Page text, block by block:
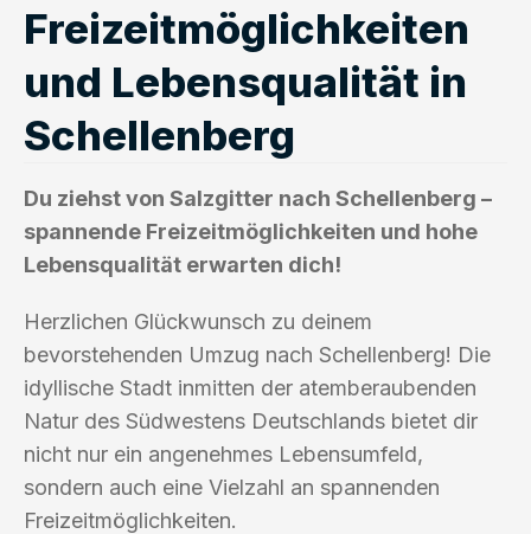
Freizeitmöglichkeiten
und Lebensqualität in
Schellenberg
Du ziehst von Salzgitter nach Schellenberg –
spannende Freizeitmöglichkeiten und hohe
Lebensqualität erwarten dich!
Herzlichen Glückwunsch zu deinem
bevorstehenden Umzug nach Schellenberg! Die
idyllische Stadt inmitten der atemberaubenden
Natur des Südwestens Deutschlands bietet dir
nicht nur ein angenehmes Lebensumfeld,
sondern auch eine Vielzahl an spannenden
Freizeitmöglichkeiten.